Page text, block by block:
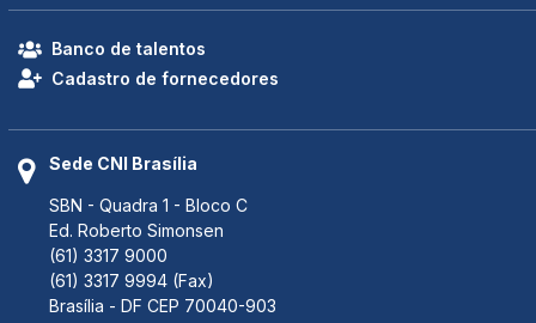
Banco de talentos
Cadastro de fornecedores
Sede CNI Brasília
SBN - Quadra 1 - Bloco C
Ed. Roberto Simonsen
(61) 3317 9000
(61) 3317 9994 (Fax)
Brasília - DF CEP 70040-903